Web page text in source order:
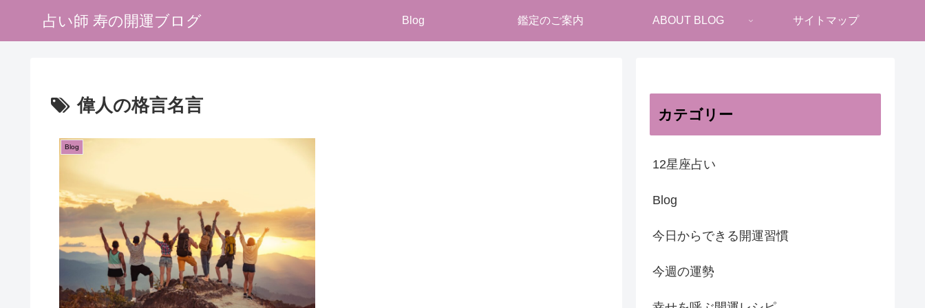
占い師 寿の開運ブログ Blog 鑑定のご案内 ABOUT BLOG サイトマップ
偉人の格言名言
Blog
カテゴリー
12星座占い
Blog
今日からできる開運習慣
今週の運勢